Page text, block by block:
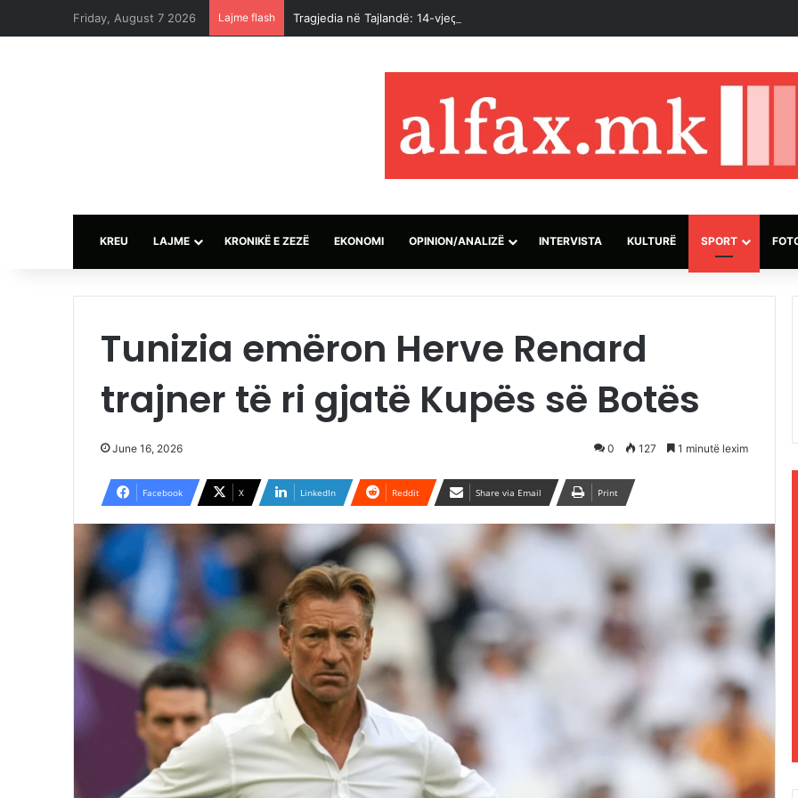
Friday, August 7 2026 Lajme flash Tragjedia në Tajlandë: 14-vjeçari vrau gjyshërit e tij dhe më pas mësuesit e shkollës
KREU LAJME KRONIKË E ZEZË EKONOMI OPINION/ANALIZË INTERVISTA KULTURË SPORT
Tunizia emëron Herve Renard
trajner të ri gjatë Kupës së Botës
June 16, 2026 0 127 1 minutë lexim
Facebook X LinkedIn Reddit Share via Email Print